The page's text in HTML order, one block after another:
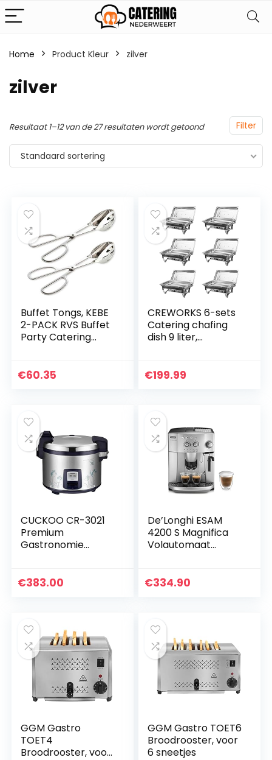
Home Product Kleur ‎zilver
‎zilver
Filter
Resultaat 1–12 van de 27 resultaten wordt getoond
Standaard sortering
Buffet Tongs, KEBE
2-PACK RVS Buffet
Party Catering
Serveertang
€60.35
CREWORKS 6-sets
Catering chafing
dish 9 liter,
onderstel, Buffet
€199.99
CUCKOO CR-3021
Premium
Gastronomie
Keep Warm
€383.00
De’Longhi ESAM
4200 S Magnifica
Volautomaat
€334.90
GGM Gastro
TOET4
Broodrooster, voor
GGM Gastro TOET6
Broodrooster, voor
6 sneetjes